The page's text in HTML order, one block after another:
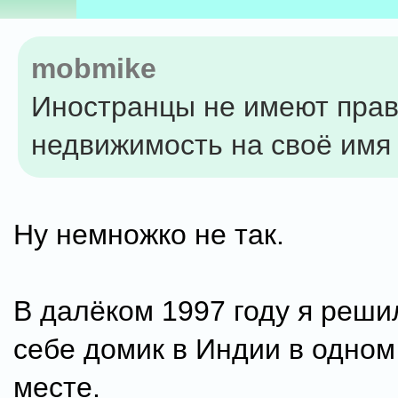
mobmike
Иностранцы не имеют
недвижимость на своё имя
Ну немножко не так.
В далёком 1997 году я
себе домик в Индии в
месте.